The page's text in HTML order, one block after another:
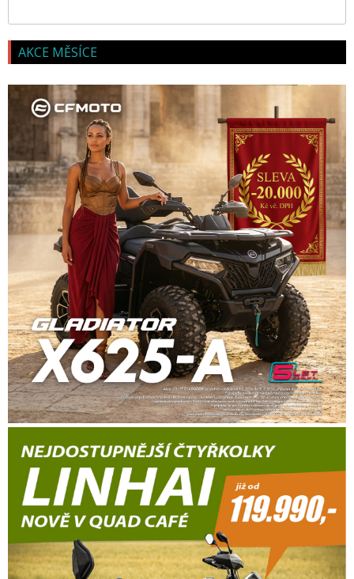
AKCE MĚSÍCE